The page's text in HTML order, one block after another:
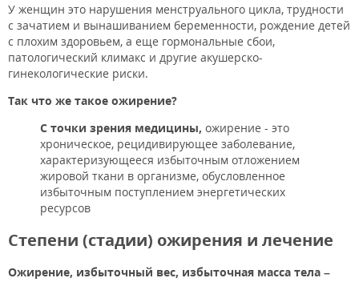
У женщин это нарушения менструального цикла, трудности
с зачатием и вынашиванием беременности, рождение детей
с плохим здоровьем, а еще гормональные сбои,
патологический климакс и другие акушерско-
гинекологические риски.
Так что же такое ожирение?
С точки зрения медицины, ожирение - это
хроническое, рецидивирующее заболевание,
характеризующееся избыточным отложением
жировой ткани в организме, обусловленное
избыточным поступлением энергетических
ресурсов
Степени (стадии) ожирения и лечение
Ожирение, избыточный вес, избыточная масса тела –